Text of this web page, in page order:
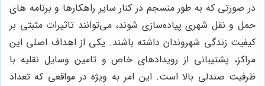
در صورتی که به طور منسجم در کنار سایر راهکارها و برنامه های
حمل و نقل شهری پیاده‌سازی شوند، می‌توانند تاثیرات مثبتی بر
کیفیت زندگی شهروندان داشته باشند. یکی از اهداف اصلی این
مراکز، پشتیبانی از رویدادهای خاص و تامین وسایل نقلیه با
ظرفیت صندلی بالا است. این امر به ویژه در مواقعی که تعداد